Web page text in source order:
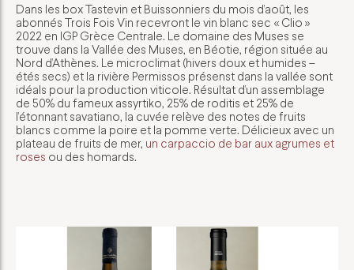
Dans les box Tastevin et Buissonniers du mois d’août, les
abonnés Trois Fois Vin recevront le vin blanc sec « Clio »
2022 en IGP Grèce Centrale. Le domaine des Muses se
trouve dans la Vallée des Muses, en Béotie, région située au
Nord d’Athènes. Le microclimat (hivers doux et humides –
étés secs) et la rivière Permissos présenst dans la vallée sont
idéals pour la production viticole. Résultat d’un assemblage
de 50% du fameux assyrtiko, 25% de roditis et 25% de
l’étonnant savatiano, la cuvée relève des notes de fruits
blancs comme la poire et la pomme verte. Délicieux avec un
plateau de fruits de mer, un carpaccio de bar aux agrumes et
roses ou des homards.